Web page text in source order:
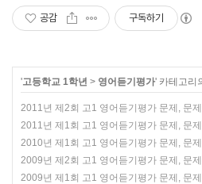
공감 구독하기
'고등학교 1학년 > 영어듣기평가' 카테고리
2011년 제2회 고1 영어듣기평가 문제, 문
2011년 제1회 고1 영어듣기평가 문제, 문
2010년 제1회 고1 영어듣기평가 문제, 문
2009년 제2회 고1 영어듣기평가 문제, 문
2009년 제1회 고1 영어듣기평가 문제, 문